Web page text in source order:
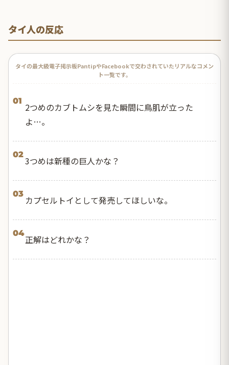
タイ人の反応
タイの最大級電子掲示板PantipやFacebookで交わされていたリアルなコメン
ト一覧です。
01
2つめのカブトムシを見た瞬間に鳥肌が立った
よ…。
02
3つめは新種の巨人かな？
03
カプセルトイとして発売してほしいな。
04
正解はどれかな？